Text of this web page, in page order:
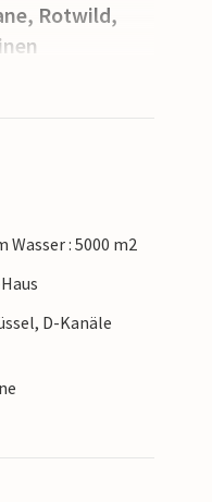
Rotwild,
ist eine
und ein
Auf der Insel
sowie andere
Wasser : 5000 m2
D-Kanäle